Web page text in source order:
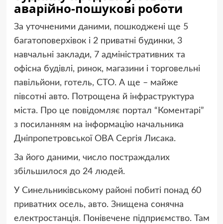
аварійно-пошукові роботи
За уточненими даними, пошкоджені ще 5
багатоповерхівок і 2 приватні будинки, 3
навчальні заклади, 7 адміністративних та
офісна будівлі, ринок, магазини і торговельні
павільйони, готель, СТО. А ще – майже
півсотні авто. Потрощена й інфраструктура
міста. Про це повідомляє портал “Коментарі”
з посиланням на інформацію начальника
Дніпропетровської ОВА Сергія Лисака.
За його даними, число постраждалих
збільшилося до 24 людей.
У Синельниківському районі побиті понад 60
приватних осель, авто. Знищена сонячна
електростанція. Понівечене підприємство. Там